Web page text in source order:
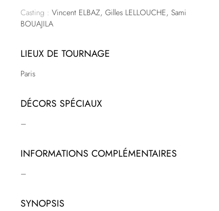
Casting : Vincent ELBAZ, Gilles LELLOUCHE, Sami
BOUAJILA
LIEUX DE TOURNAGE
Paris
DÉCORS SPÉCIAUX
–
INFORMATIONS COMPLÉMENTAIRES
–
SYNOPSIS